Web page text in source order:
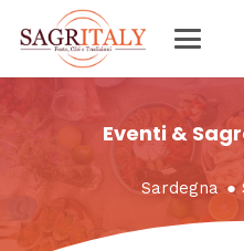
Eventi &
Sardegna ●